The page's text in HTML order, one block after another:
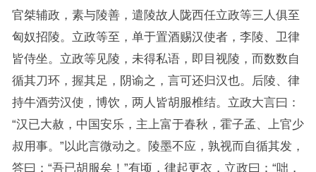
官桀辅政，素与陵善，遣陵故人陇西任立政等三人俱至
匈奴招陵。立政等至，单于置酒赐汉使者，李陵、卫律
皆侍坐。立政等见陵，未得私语，即目视陵，而数数自
循其刀环，握其足，阴谕之，言可还归汉也。后陵、律
持牛酒劳汉使，博饮，两人皆胡服椎结。立政大言曰：
“汉已大赦，中国安乐，主上富于春秋，霍子孟、上官少
叔用事。”以此言微动之。陵墨不应，孰视而自循其发，
答曰：“吾已胡服矣！”有顷，律起更衣，立政曰：“咄，